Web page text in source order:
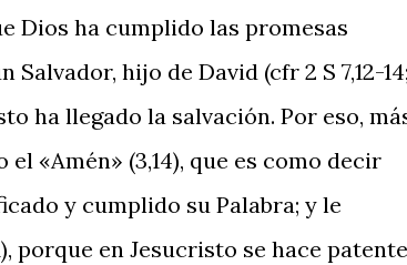
Dios ha cumplido las promesas
hijo de David (cfr 2 S 7,12-14;
ha llegado la salvación. Por eso,
«Amén» (3,14), que es como decir
y cumplido su Palabra; y le
porque en Jesucristo se hace patente